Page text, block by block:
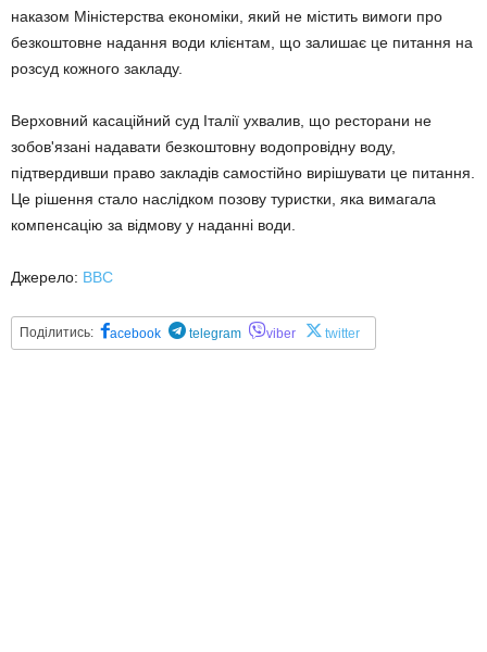
наказом Міністерства економіки, який не містить вимоги про
безкоштовне надання води клієнтам, що залишає це питання на
розсуд кожного закладу.
Верховний касаційний суд Італії ухвалив, що ресторани не
зобов'язані надавати безкоштовну водопровідну воду,
підтвердивши право закладів самостійно вирішувати це питання.
Це рішення стало наслідком позову туристки, яка вимагала
компенсацію за відмову у наданні води.
Джерело: BBC
Поділитись: acebook telegram viber twitter